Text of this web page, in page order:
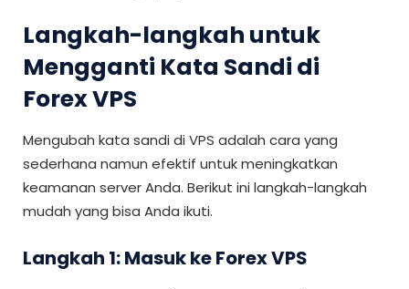
Langkah-langkah untuk
Mengganti Kata Sandi di
Forex VPS
Mengubah kata sandi di VPS adalah cara yang
sederhana namun efektif untuk meningkatkan
keamanan server Anda. Berikut ini langkah-langkah
mudah yang bisa Anda ikuti.
Langkah 1: Masuk ke Forex VPS